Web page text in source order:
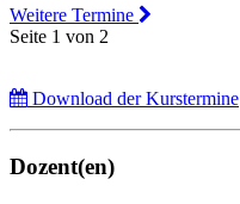
Weitere Termine
Seite 1 von 2
Download der Kurstermine
Dozent(en)